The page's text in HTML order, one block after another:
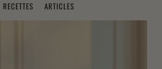
RECETTES ARTICLES